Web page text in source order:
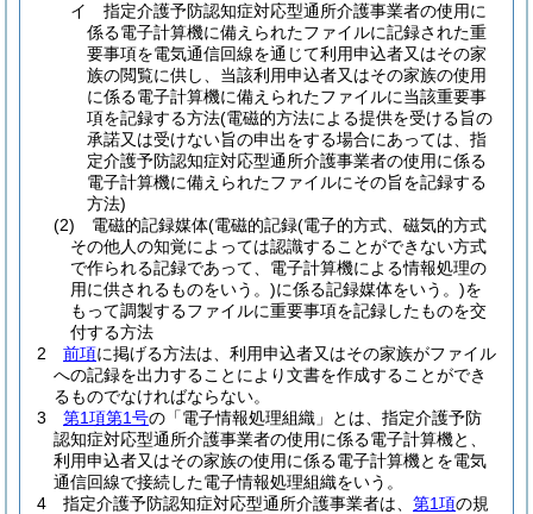
イ
指定介護予防認知症対応型通所介護事業者の使用に
係る電子計算機に備えられたファイルに記録された重
要事項を電気通信回線を通じて利用申込者又はその家
族の閲覧に供し、当該利用申込者又はその家族の使用
に係る電子計算機に備えられたファイルに当該重要事
項を記録する方法(電磁的方法による提供を受ける旨の
承諾又は受けない旨の申出をする場合にあっては、指
定介護予防認知症対応型通所介護事業者の使用に係る
電子計算機に備えられたファイルにその旨を記録する
方法)
(2)
電磁的記録媒体(電磁的記録(電子的方式、磁気的方式
その他人の知覚によっては認識することができない方式
で作られる記録であって、電子計算機による情報処理の
用に供されるものをいう。)に係る記録媒体をいう。)を
もって調製するファイルに重要事項を記録したものを交
付する方法
2
前項に掲げる方法は、利用申込者又はその家族がファイル
への記録を出力することにより文書を作成することができ
るものでなければならない。
3
第1項第1号の「電子情報処理組織」とは、指定介護予防
認知症対応型通所介護事業者の使用に係る電子計算機と、
利用申込者又はその家族の使用に係る電子計算機とを電気
通信回線で接続した電子情報処理組織をいう。
4
指定介護予防認知症対応型通所介護事業者は、 第1項の規